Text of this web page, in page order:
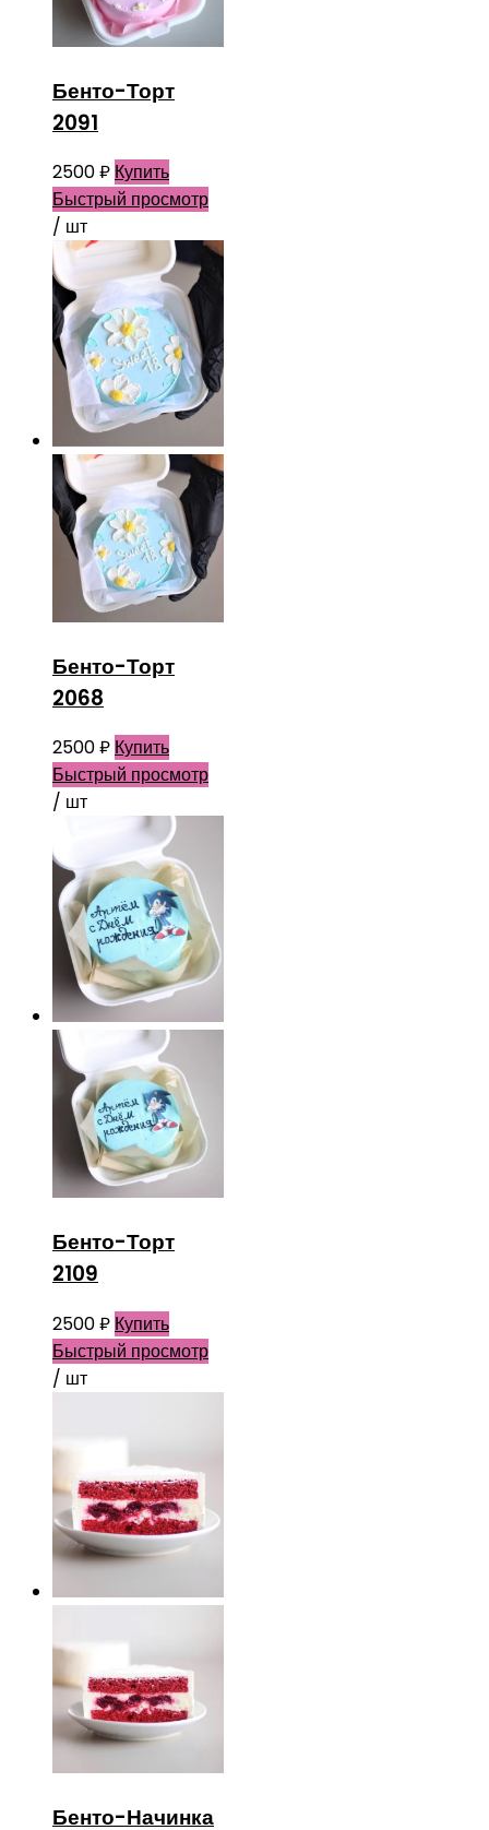
Бенто-Торт
2091
2500₽ Купить
Быстрый просмотр
/ шт
Бенто-Торт
2068
2500₽ Купить
Быстрый просмотр
/ шт
Бенто-Торт
2109
2500₽ Купить
Быстрый просмотр
/ шт
Бенто-Начинка